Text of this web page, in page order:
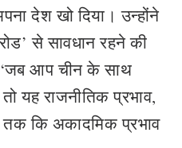
देश खो दिया। उन्होंने
से सावधान रहने की
आप चीन के साथ
यह राजनीतिक प्रभाव,
तक कि अकादमिक प्रभाव